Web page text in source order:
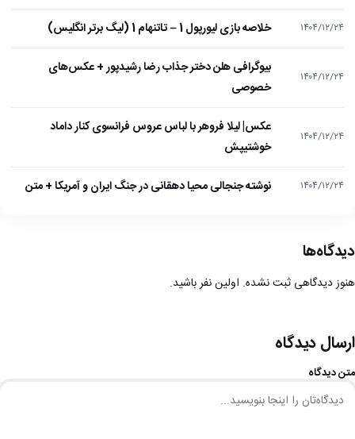
۱۴۰۴/۱۲/۲۴ خلاصه بازی لیورپول 1 – تاتنهام 1 (لیگ برتر انگلیس)
۱۴۰۴/۱۲/۲۴
بیوگرافی هلن دختر جذاب رضا رشیدپور + عکس‌های
خصوصی
۱۴۰۴/۱۲/۲۴
عکس| لیلا فروهر با لباس عروس فرانسوی کنار داماد
خوشتیپش
۱۴۰۴/۱۲/۲۴ نوشته جنجالی محیا دهقانی در جنگ ایران و آمریکا + متن
دیدگاه‌ها
هنوز دیدگاهی ثبت نشده. اولین نفر باشید.
ارسال دیدگاه
متن دیدگاه